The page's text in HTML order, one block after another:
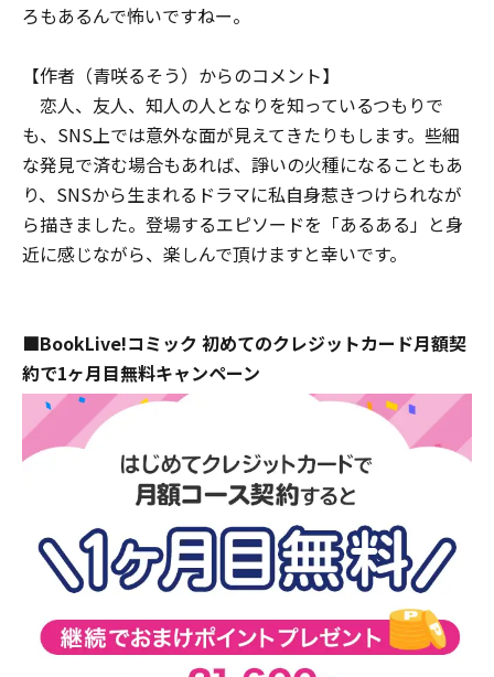
ろもあるんで怖いですねー。
【作者（青咲るそう）からのコメント】
恋人、友人、知人の人となりを知っているつもりで
も、SNS上では意外な面が見えてきたりもします。些細
な発見で済む場合もあれば、諍いの火種になることもあ
り、SNSから生まれるドラマに私自身惹きつけられなが
ら描きました。登場するエピソードを「あるある」と身
近に感じながら、楽しんで頂けますと幸いです。
■BookLive!コミック 初めてのクレジットカード月額契
約で1ヶ月目無料キャンペーン